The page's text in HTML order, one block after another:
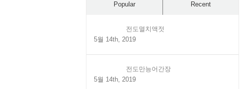
Popular Recent
전도멸치액젓
5월 14th, 2019
전도만능어간장
5월 14th, 2019